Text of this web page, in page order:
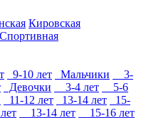
Кировская
Спортивная
9-10 лет Мальчики
3-
Девочки 3-4 лет
5-6
11-12 лет 13-14 лет
15-
13-14 лет
15-16 лет